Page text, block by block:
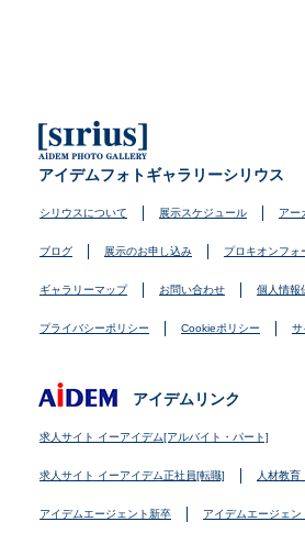
アイデムフォトギャラリーシリウス
シリウスについて 展示スケジュール アー
ブログ 展示のお申し込み プロキオンフォ
ギャラリーマップ お問い合わせ 個人情報
プライバシーポリシー Cookieポリシー サ
アイデムリンク
求人サイト イーアイデム[アルバイト・パート]
求人サイト イーアイデム正社員[転職] 人材教育
アイデムエージェント新卒 アイデムエージェン